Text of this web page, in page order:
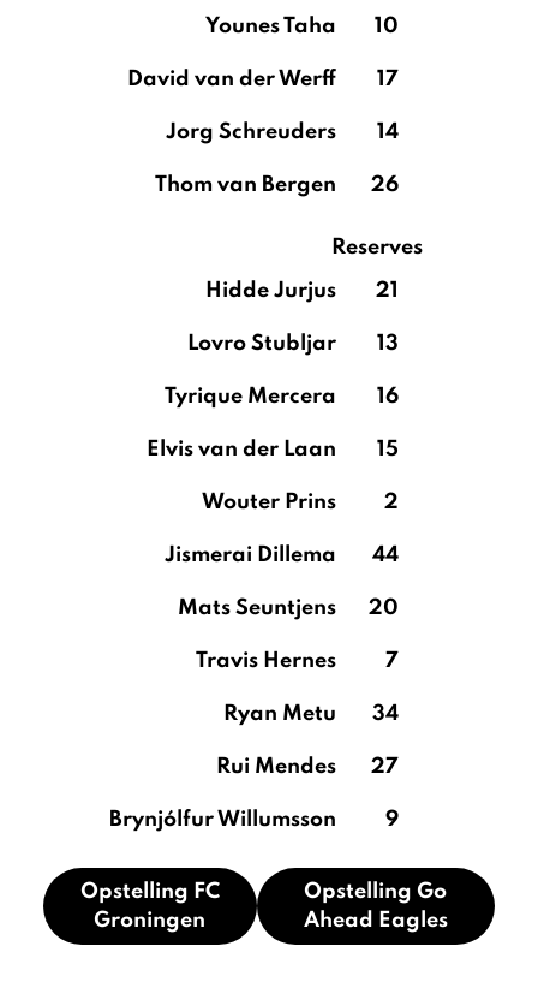
Younes Taha 10
David van der Werff 17
Jorg Schreuders 14
Thom van Bergen 26
Reserves
Hidde Jurjus
21
Lovro Stubljar 13
Tyrique Mercera 16
Elvis van der Laan 15
Wouter Prins 2
Jismerai Dillema 44
Mats Seuntjens 20
Travis Hernes 7
Ryan Metu 34
Rui Mendes 27
Brynjólfur Willumsson 9
Opstelling FC
Groningen
Opstelling Go
Ahead Eagles